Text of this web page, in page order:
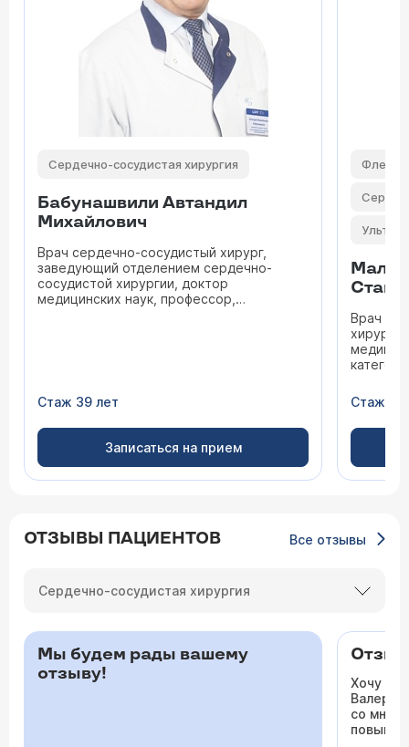
Сердечно-сосудистая хирургия
Бабунашвили Автандил
Михайлович
Врач сердечно-сосудистый хирург,
заведующий отделением сердечно-
сосудистой хирургии, доктор
медицинских наук, профессор,
Стаж 39 лет
Записаться на прием
Врач
хирург,
Стаж 41
ОТЗЫВЫ ПАЦИЕНТОВ Все отзывы
Сердечно-сосудистая хирургия
Мы будем рады вашему
отзыву!
Хочу
со мной